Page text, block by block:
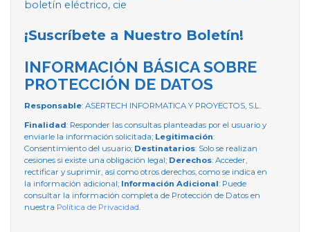
boletín eléctrico, cie
¡Suscríbete a Nuestro Boletín!
INFORMACIÓN BÁSICA SOBRE
PROTECCIÓN DE DATOS
Responsable: ASERTECH INFORMATICA Y PROYECTOS, S.L.
Finalidad: Responder las consultas planteadas por el usuario y
enviarle la información solicitada; Legitimación:
Consentimiento del usuario; Destinatarios: Solo se realizan
cesiones si existe una obligación legal; Derechos: Acceder,
rectificar y suprimir, así como otros derechos, como se indica en
la información adicional; Información Adicional: Puede
consultar la información completa de Protección de Datos en
nuestra Política de Privacidad.